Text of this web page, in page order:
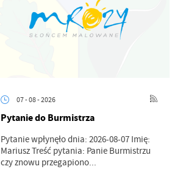
07 - 08 - 2026
Pytanie do Burmistrza
Pytanie wpłynęło dnia: 2026-08-07 Imię:
Mariusz Treść pytania: Panie Burmistrzu
czy znowu przegapiono...